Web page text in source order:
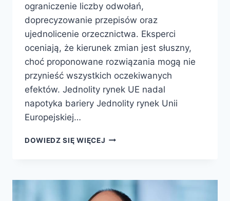
ograniczenie liczby odwołań,
doprecyzowanie przepisów oraz
ujednolicenie orzecznictwa. Eksperci
oceniają, że kierunek zmian jest słuszny,
choć proponowane rozwiązania mogą nie
przynieść wszystkich oczekiwanych
efektów. Jednolity rynek UE nadal
napotyka bariery Jednolity rynek Unii
Europejskiej…
DOWIEDZ SIĘ WIĘCEJ